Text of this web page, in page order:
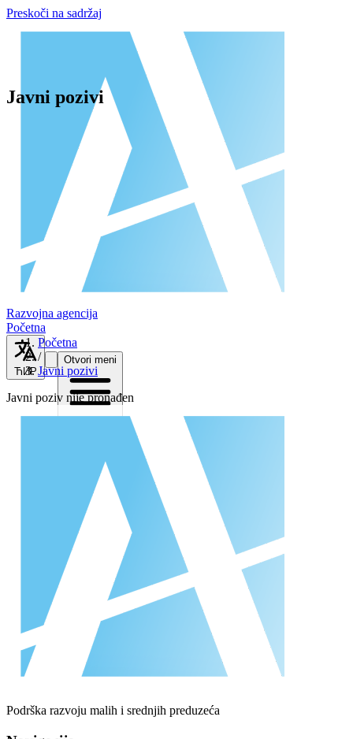
Preskoči na sadržaj
Razvojna agencija
Početna
ЋИР
Otvori meni
Javni pozivi
Početna
/
Javni pozivi
Javni poziv nije pronađen
Podrška razvoju malih i srednjih preduzeća